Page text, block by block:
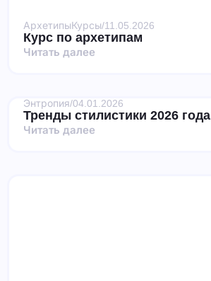
АрхетипыКурсы/11.05.2026
Курс по архетипам
Читать далее
Энтропия/04.01.2026
Тренды стилистики 2026 года
Читать далее